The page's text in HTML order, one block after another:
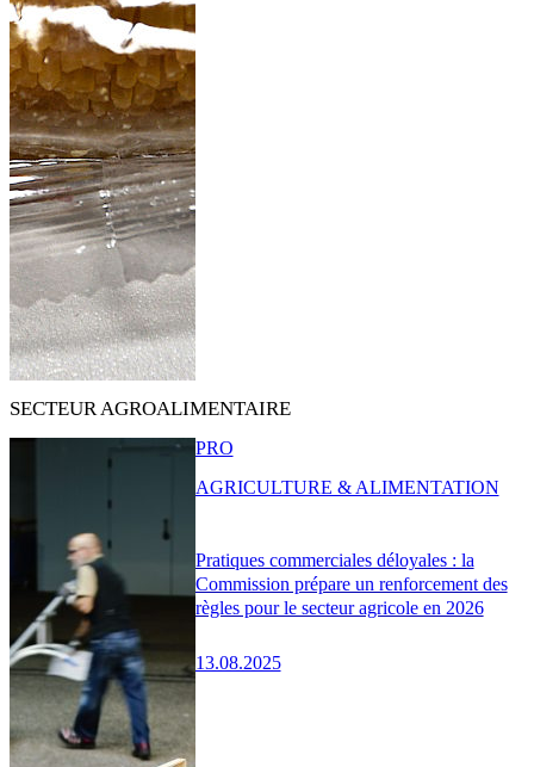
SECTEUR AGROALIMENTAIRE
Pratiques commerciales déloyales : la
Commission prépare un renforcement des
règles pour le secteur agricole en 2026
13.08.2025
PRO
AGRICULTURE & ALIMENTATION